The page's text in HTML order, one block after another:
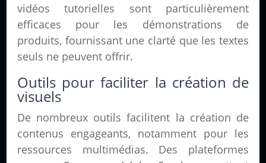
vidéos tutorielles sont particulièrement
efficaces pour les démonstrations de
produits, fournissant une clarté que les textes
seuls ne peuvent offrir.
Outils pour faciliter la création de
visuels
De nombreux outils facilitent la création de
contenus engageants, notamment pour les
ressources multimédias. Des plateformes